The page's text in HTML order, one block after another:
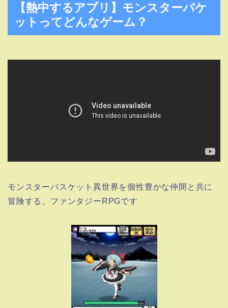
【熱中するアプリ】モンスターバケ
ットってどんなゲーム？
モンスターバスケット異世界を個性豊かな仲間と共に
冒険する、ファンタジーRPGです